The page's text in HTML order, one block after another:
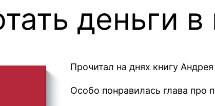
деньги в
Прочитал на днях книгу
Особо понравилась глава про